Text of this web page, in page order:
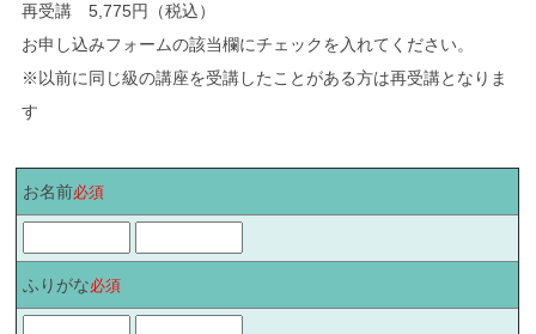
再受講 5,775円（税込）
お申し込みフォームの該当欄にチェックを入れてください。
※以前に同じ級の講座を受講したことがある方は再受講となりま
す
お名前必須
ふりがな必須